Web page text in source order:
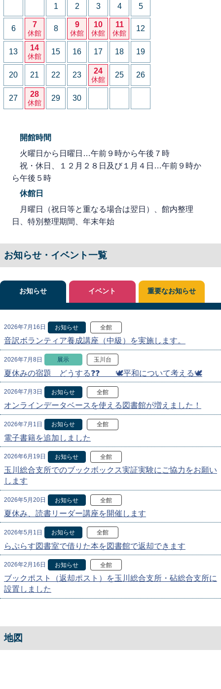
1 2 3 4 5
6 7
休館
8 9
休館
10
休館
11
休館
12
13 14
休館
15 16 17 18 19
20 21 22 23 24
休館
25 26
27 28
休館
29 30
開館時間
火曜日から日曜日…午前９時から午後７時
祝・休日、１２月２８日及び１月４日…午前９時か
ら午後５時
休館日
月曜日（祝日等と重なる場合は翌日）、館内整理
日、特別整理期間、年末年始
お知らせ・イベント一覧
お知らせ
2026年7月16日 お知らせ 全館
音訳ボランティア養成講座（中級）を実施します。
2026年7月8日 展示 玉川台
夏休みの宿題 どうする❓❓ 🕊️平和について考える🕊️
2026年7月3日 お知らせ 全館
オンラインデータベースを使える図書館が増えました！
2026年7月1日 お知らせ 全館
電子書籍を追加しました
2026年6月19日 お知らせ 全館
玉川総合支所でのブックボックス実証実験にご協力をお願い
します
2026年5月20日 お知らせ 全館
夏休み、読書リーダー講座を開催します
2026年5月1日 お知らせ 全館
らぷらす図書室で借りた本を図書館で返却できます
2026年2月16日 お知らせ 全館
ブックポスト（返却ポスト）を玉川総合支所・砧総合支所に
設置しました
イベント 重要なお知らせ
地図